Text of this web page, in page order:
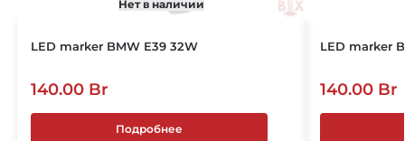
Нет в наличии
LED marker BMW E39 32W
140.00 Br
Подробнее
LED marker
140.00 Br